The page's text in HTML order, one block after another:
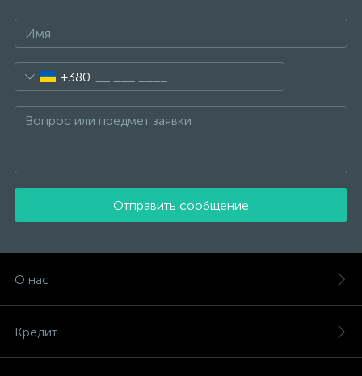
+380
Отправить сообщение
О нас
Кредит